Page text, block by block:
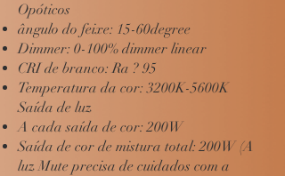
Opóticos
ângulo do feixe: 15-60degree
Dimmer: 0-100% dimmer linear
CRI de branco: Ra ? 95
Temperatura da cor: 3200K-5600K
Saída de luz
A cada saída de cor: 200W
Saída de cor de mistura total: 200W (A
luz Mute precisa de cuidados com a